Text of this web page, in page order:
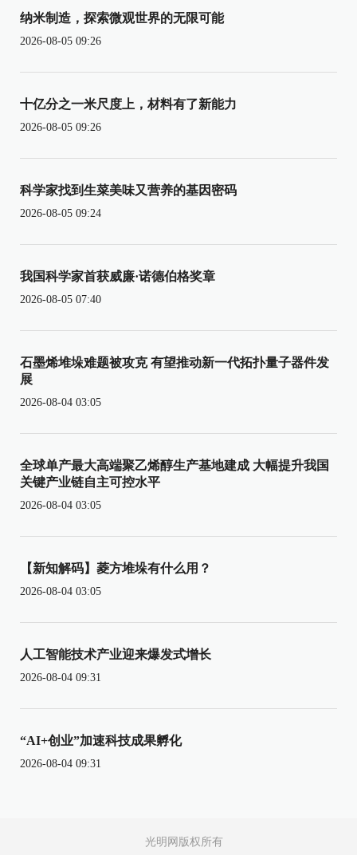
纳米制造，探索微观世界的无限可能
2026-08-05 09:26
十亿分之一米尺度上，材料有了新能力
2026-08-05 09:26
科学家找到生菜美味又营养的基因密码
2026-08-05 09:24
我国科学家首获威廉·诺德伯格奖章
2026-08-05 07:40
石墨烯堆垛难题被攻克 有望推动新一代拓扑量子器件发
展
2026-08-04 03:05
全球单产最大高端聚乙烯醇生产基地建成 大幅提升我国
关键产业链自主可控水平
2026-08-04 03:05
【新知解码】菱方堆垛有什么用？
2026-08-04 03:05
人工智能技术产业迎来爆发式增长
2026-08-04 09:31
“AI+创业”加速科技成果孵化
2026-08-04 09:31
光明网版权所有